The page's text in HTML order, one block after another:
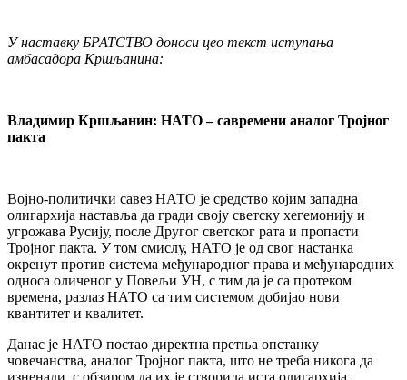
У наставку БРАТСТВО доноси цео текст иступања
амбасадора Кршљанина:
Владимир Кршљанин: НАТО – савремени аналог Тројног
пакта
Војно-политички савез НАТО је средство којим западна
олигархија наставља да гради своју светску хегемонију и
угрожава Русију, после Другог светског рата и пропасти
Тројног пакта. У том смислу, НАТО је од свог настанка
окренут против система међународног права и међународних
односа оличеног у Повељи УН, с тим да је са протеком
времена, разлаз НАТО са тим системом добијао нови
квантитет и квалитет.
Данас је НАТО постао директна претња опстанку
човечанства, аналог Тројног пакта, што не треба никога да
изненади, с обзиром да их је створила иста олигархија.